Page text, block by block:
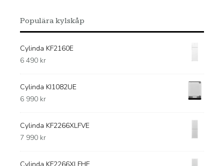
Populära kylskåp
Cylinda KF2160E
6 490 kr
Cylinda KI1082UE
6 990 kr
Cylinda KF2266XLFVE
7 990 kr